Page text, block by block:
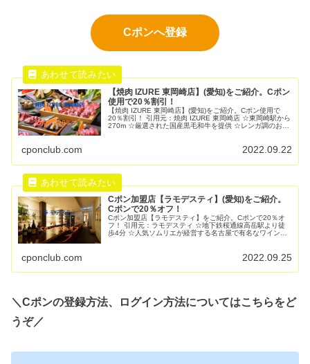
Cポンへ登録
【焼肉 IZURE 東岡崎店】(愛知)をご紹介。Cポン
使用で20％割引！
【焼肉 IZURE 東岡崎店】(愛知)をご紹介。Cポン使用で
20％割引！ 引用元：焼肉 IZURE 東岡崎店 ☆東岡崎駅から
270m ☆厳選された国産黒毛和牛を提供 ☆レンガ調のおし
cponclub.com 2022.09.22
Cポン加盟店【ラモデスティ】(愛知)をご紹介。
Cポンで20％オフ！
Cポン加盟店【ラモデスティ】をご紹介。Cポンで20％オ
フ！ 引用元：ラモデスティ ☆地下鉄桜通線高岳駅より徒
歩4分 ☆人気ソムリエが経営する名古屋で有名なワインバ
cponclub.com 2022.09.25
＼Cポンの登録方法、ログイン方法についてはこちらをど
うぞ／